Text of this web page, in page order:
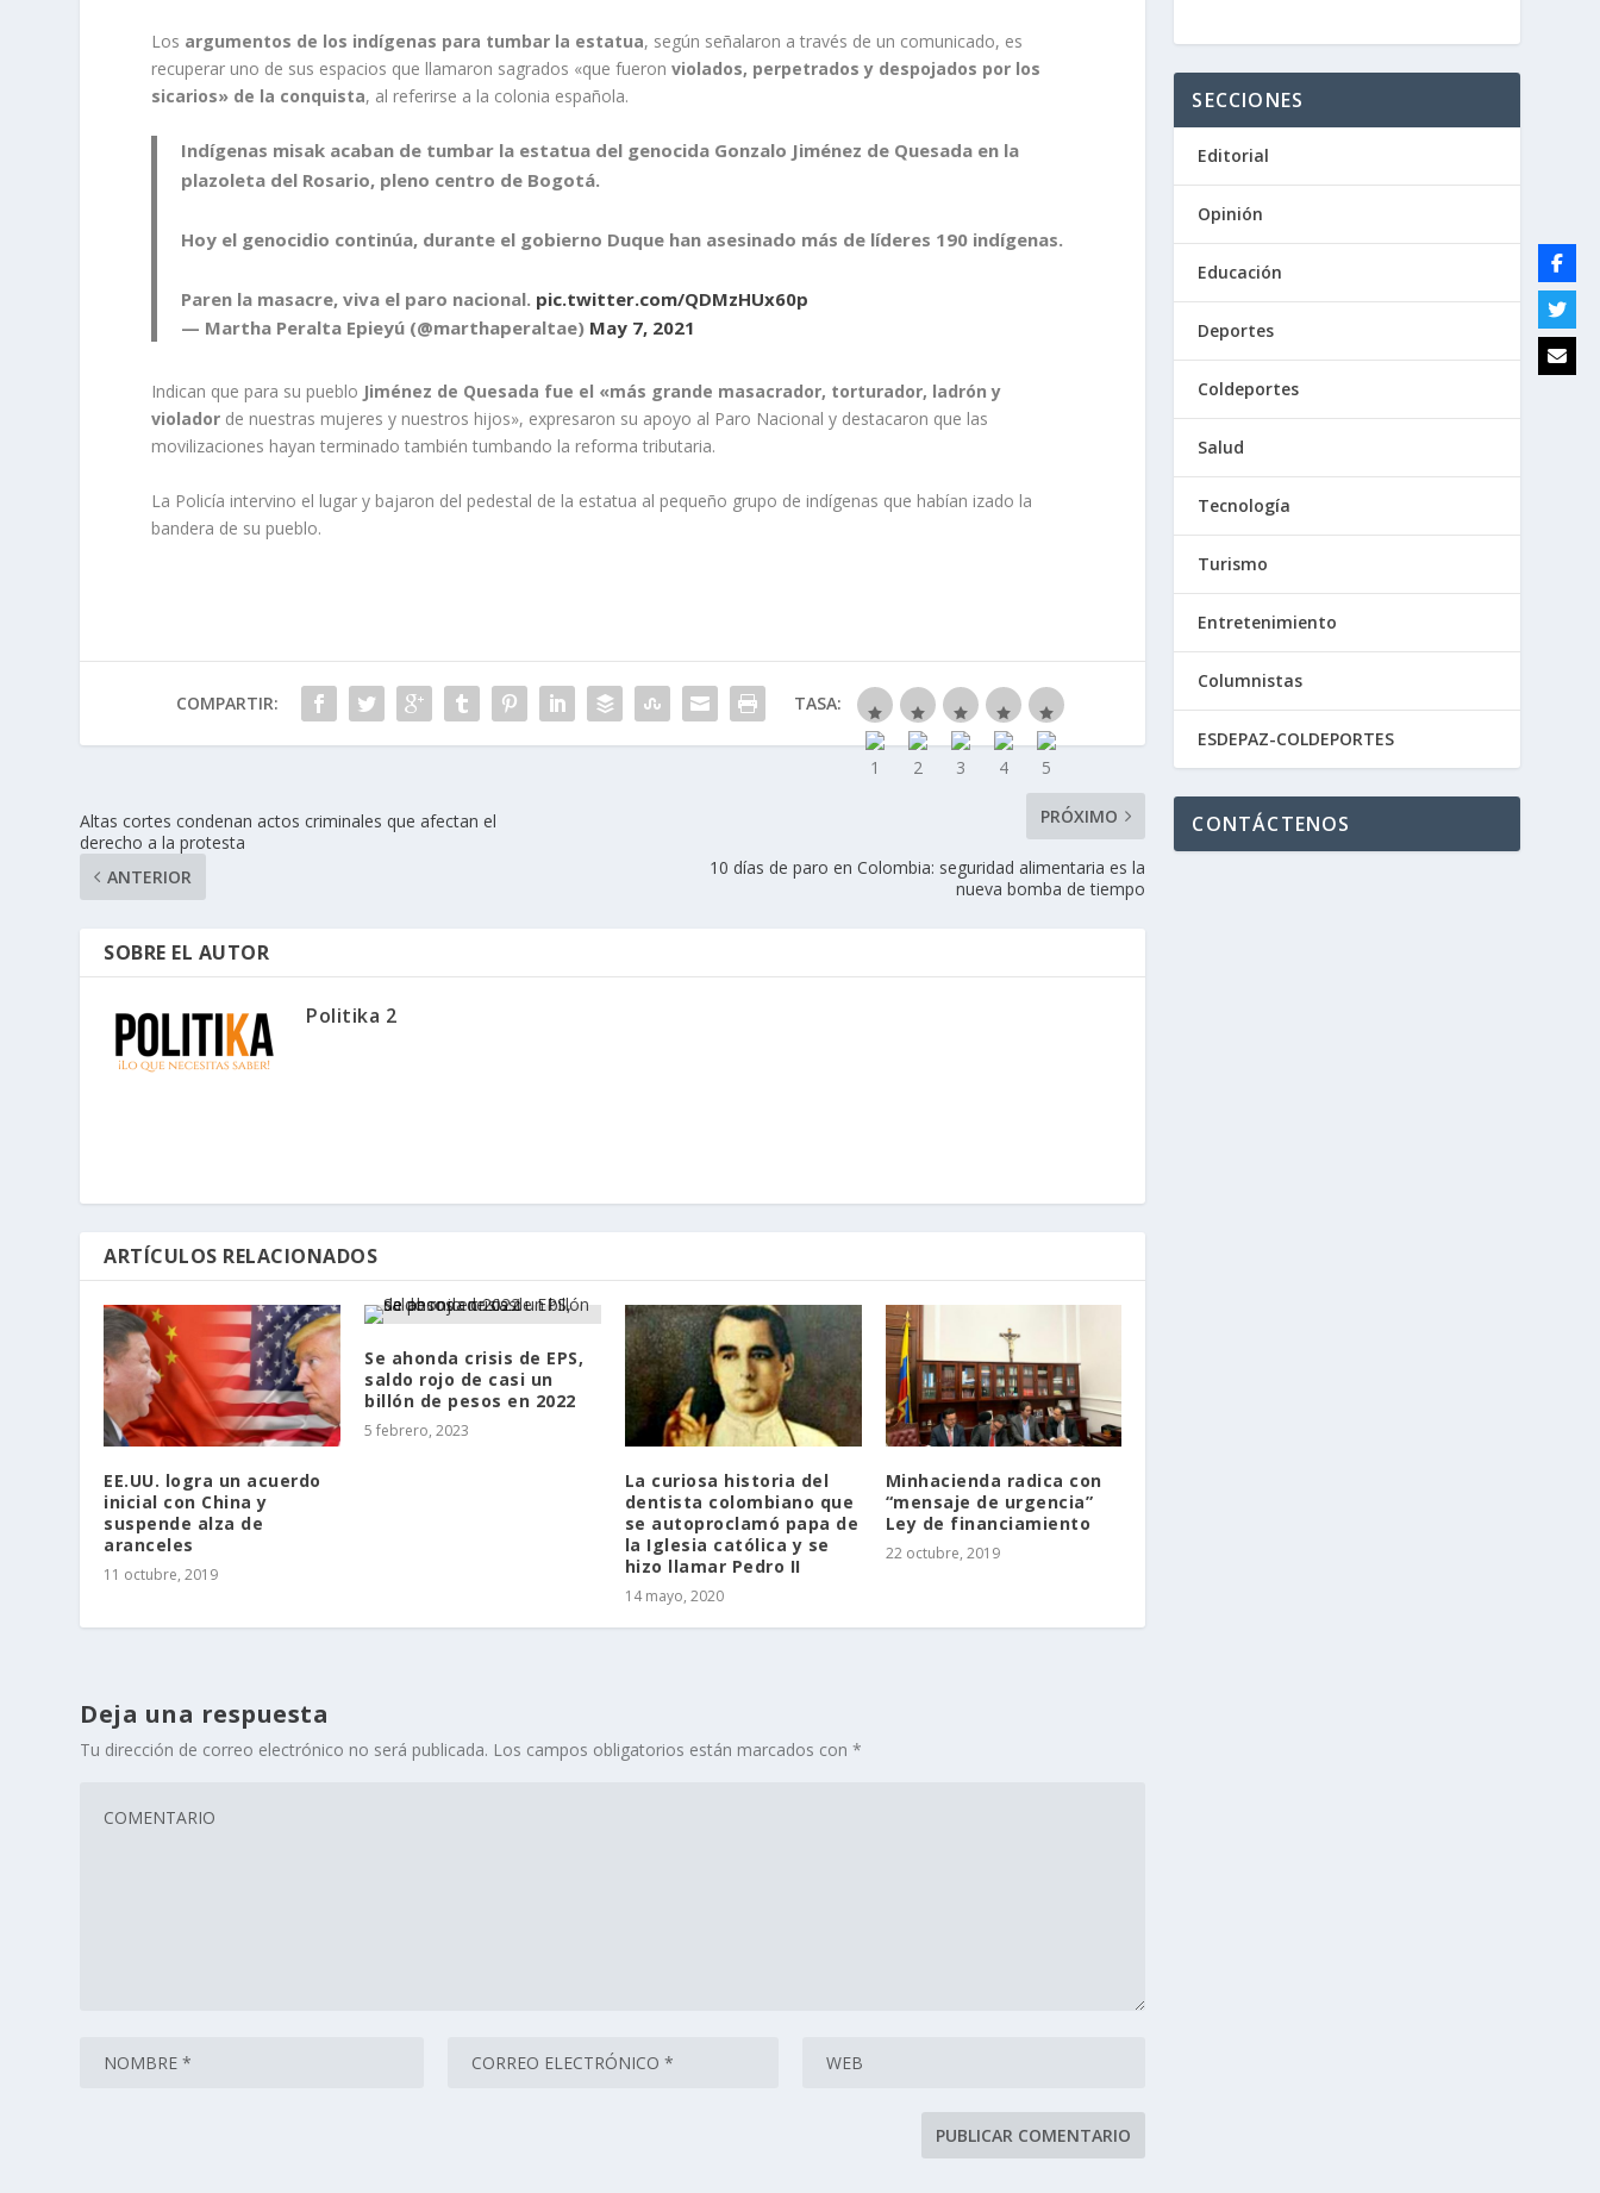
Los argumentos de los indígenas para tumbar la estatua, según señalaron a través de un comunicado, es
recuperar uno de sus espacios que llamaron sagrados «que fueronviolados, perpetrados y despojados por los
sicarios» de la conquista, al referirse a la colonia española.
Indígenas misak acaban de tumbar la estatua del genocida Gonzalo Jiménez de Quesada en la
plazoleta del Rosario, pleno centro de Bogotá.
Hoy el genocidio continúa, durante el gobierno Duque han asesinado más de líderes 190 indígenas.
Paren la masacre, viva el paro nacional. pic.twitter.com/QDMzHUx60p
— Martha Peralta Epieyú (@marthaperaltae) May 7, 2021
Indican que para su pueblo Jiménez de Quesada fue el «más grande masacrador, torturador, ladrón y
violador de nuestras mujeres y nuestros hijos», expresaron su apoyo al Paro Nacional y destacaron que las
movilizaciones hayan terminado también tumbando la reforma tributaria.
La Policía intervino el lugar y bajaron del pedestal de la estatua al pequeño grupo de indígenas que habían izado la
bandera de su pueblo.
COMPARTIR: TASA:
Altas cortes condenan actos criminales que afectan el
derecho a la protesta
ANTERIOR
PRÓXIMO
10 días de paro en Colombia: seguridad alimentaria es la
nueva bomba de tiempo
SOBRE EL AUTOR
Politika 2
ARTÍCULOS RELACIONADOS
EE.UU. logra un acuerdo
inicial con China y
suspende alza de
aranceles
11 octubre, 2019
Se ahonda crisis de EPS,
saldo rojo de casi un
billón de pesos en 2022
5 febrero, 2023
La curiosa historia del
dentista colombiano que
se autoproclamó papa de
la Iglesia católica y se
hizo llamar Pedro II
14 mayo, 2020
Minhacienda radica con
“mensaje de urgencia”
Ley de financiamiento
22 octubre, 2019
Deja una respuesta
Tu dirección de correo electrónico no será publicada. Los campos obligatorios están marcados con*
SECCIONES
Editorial
Opinión
Educación
Deportes
Coldeportes
Salud
Tecnología
Turismo
Entretenimiento
Columnistas
ESDEPAZ-COLDEPORTES
CONTÁCTENOS